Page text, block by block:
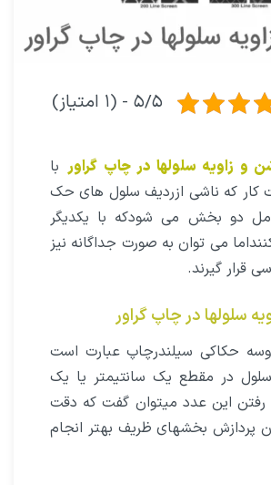
۵/۵ - (۱ امتیاز)
و زاویه سلولها در چاپ گراور با
کار که ناشی ازردیف سلول های حک
دو بخش می شودکه با یکدیگر
می توان به صورت جداگانه نیز
قرار گیرند.
سلولها در چاپ گراور
حکاکی سیلندرچاپ عبارت است
سلول در مقطع یک سانتیمتر یا یک
رفتن این عدد میتوان گفت که دقت
پردازش بخشهای ظریف بهتر انجام